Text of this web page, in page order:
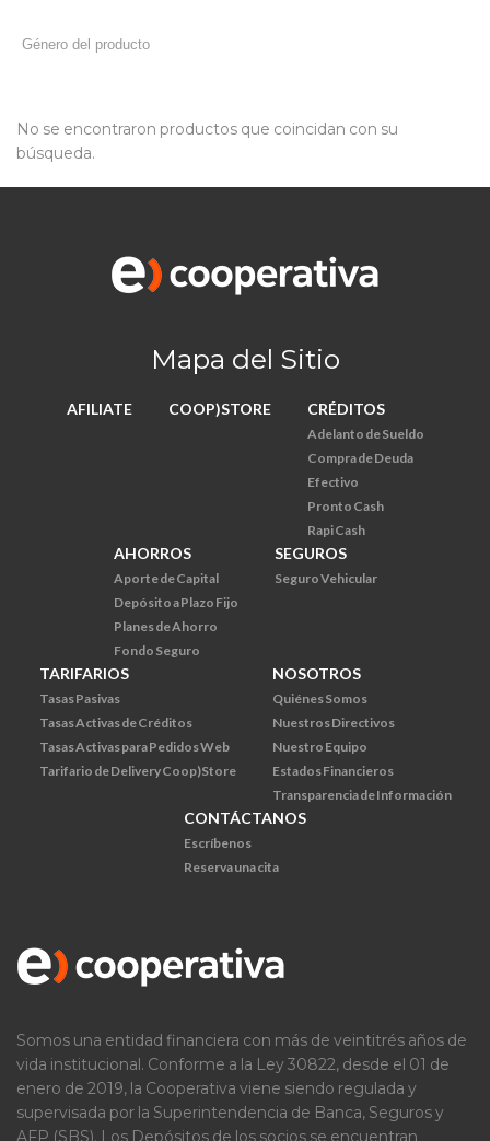
No se encontraron productos que coincidan con su
búsqueda.
Mapa del Sitio
AFILIATE COOP)STORE CRÉDITOS
Adelanto de Sueldo
Compra de Deuda
Efectivo
Pronto Cash
Rapi Cash
AHORROS
Aporte de Capital
Depósito a Plazo Fijo
Planes de Ahorro
Fondo Seguro
SEGUROS
Seguro Vehicular
TARIFARIOS
Tasas Pasivas
Tasas Activas de Créditos
Tasas Activas para Pedidos Web
Tarifario de Delivery Coop)Store
NOSOTROS
Quiénes Somos
Nuestros Directivos
Nuestro Equipo
Estados Financieros
Transparencia de Información
CONTÁCTANOS
Escríbenos
Reserva una cita
Somos una entidad financiera con más de veintitrés años de
vida institucional. Conforme a la Ley 30822, desde el 01 de
enero de 2019, la Cooperativa viene siendo regulada y
supervisada por la Superintendencia de Banca, Seguros y
AFP (SBS). Los Depósitos de los socios se encuentran